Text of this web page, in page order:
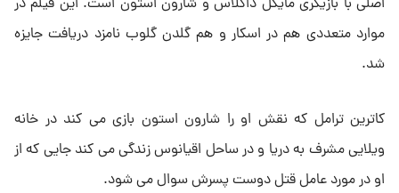
اصلی با بازیگری مایکل داگلاس و شارون استون است. این فیلم در
موارد متعددی هم در اسکار و هم گلدن گلوب نامزد دریافت جایزه
شد.
کاترین ترامل که نقش او را شارون استون بازی می کند در خانه
ویلایی مشرف به دریا و در ساحل اقیانوس زندگی می کند جایی که از
او در مورد عامل قتل دوست پسرش سوال می شود.